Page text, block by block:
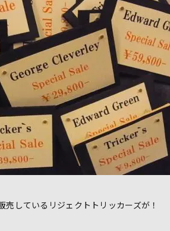
しているリジェクトトリッカーズが！